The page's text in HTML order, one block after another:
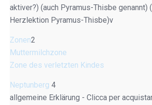
aktiver?) (auch Pyramus-Thisbe genannt)
Herzlektion Pyramus-Thisbe)v
Zonen2
Muttermilchzone
Zone des verletzten Kindes
Neptunberg 4
allgemeine Erklärung - Clicca per